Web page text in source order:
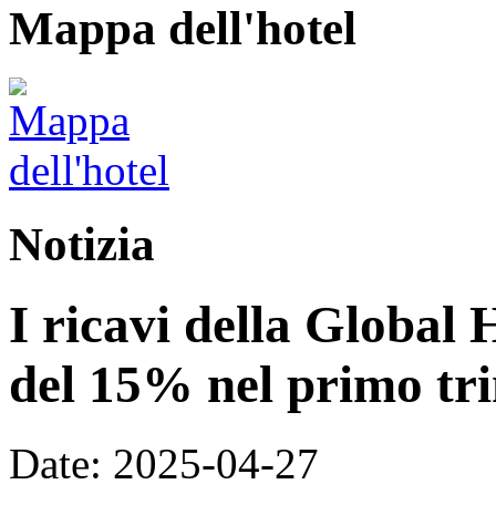
Mappa dell'hotel
Notizia
I ricavi della Global
del 15% nel primo
Date: 2025-04-27